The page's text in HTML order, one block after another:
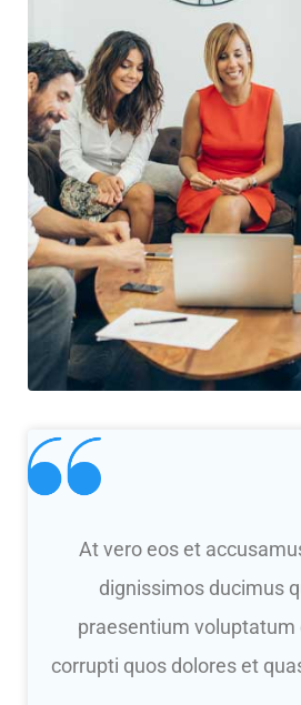
At vero eos et
dignissimos ducimus
praesentium voluptatum
corrupti quos dolores et